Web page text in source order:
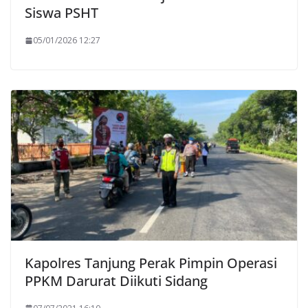
Siswa PSHT
05/01/2026 12:27
Kapolres Tanjung Perak Pimpin Operasi
PPKM Darurat Diikuti Sidang